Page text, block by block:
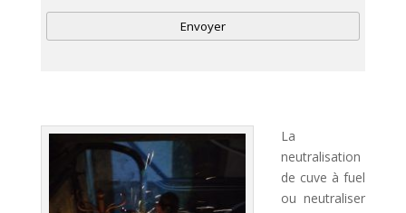
t
La
neutralisation
de cuve à fuel
ou neutraliser